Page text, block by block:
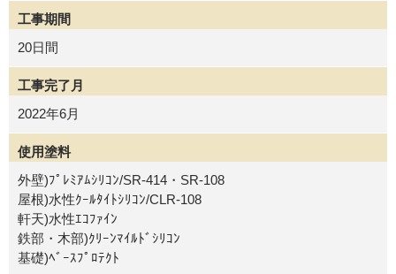
工事期間
20日間
工事完了月
2022年6月
使用塗料
外壁)ﾌﾟﾚﾐｱﾑｼﾘｺﾝ/SR-414・SR-108
屋根)水性ｸｰﾙﾀｲﾄｼﾘｺﾝ/CLR-108
軒天)水性ｴｺﾌｧｲﾝ
鉄部・木部)ｸﾘｰﾝﾏｲﾙﾄﾞｼﾘｺﾝ
基礎)ﾍﾞｰｽﾌﾟﾛﾃｸﾄ